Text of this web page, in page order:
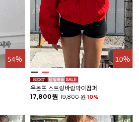
54% 10%
우돈프 스트링바람막이점퍼
17,800원 19,800원10%